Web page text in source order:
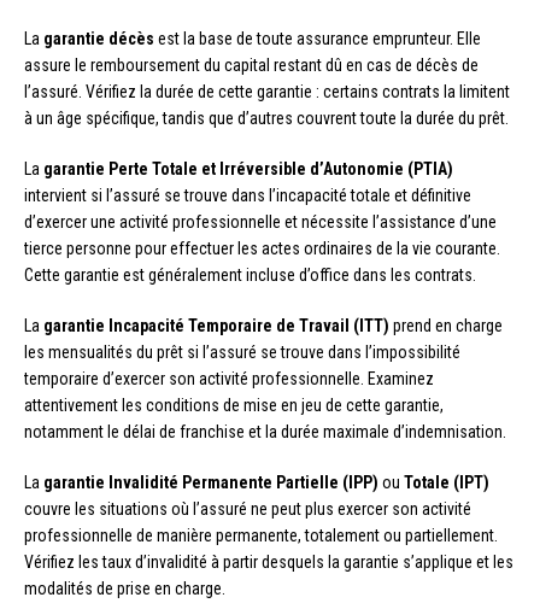
La garantie décès est la base de toute assurance emprunteur. Elle
assure le remboursement du capital restant dû en cas de décès de
l’assuré. Vérifiez la durée de cette garantie : certains contrats la limitent
à un âge spécifique, tandis que d’autres couvrent toute la durée du prêt.
La garantie Perte Totale et Irréversible d’Autonomie (PTIA)
intervient si l’assuré se trouve dans l’incapacité totale et définitive
d’exercer une activité professionnelle et nécessite l’assistance d’une
tierce personne pour effectuer les actes ordinaires de la vie courante.
Cette garantie est généralement incluse d’office dans les contrats.
La garantie Incapacité Temporaire de Travail (ITT) prend en charge
les mensualités du prêt si l’assuré se trouve dans l’impossibilité
temporaire d’exercer son activité professionnelle. Examinez
attentivement les conditions de mise en jeu de cette garantie,
notamment le délai de franchise et la durée maximale d’indemnisation.
La garantie Invalidité Permanente Partielle (IPP) ou Totale (IPT)
couvre les situations où l’assuré ne peut plus exercer son activité
professionnelle de manière permanente, totalement ou partiellement.
Vérifiez les taux d’invalidité à partir desquels la garantie s’applique et les
modalités de prise en charge.